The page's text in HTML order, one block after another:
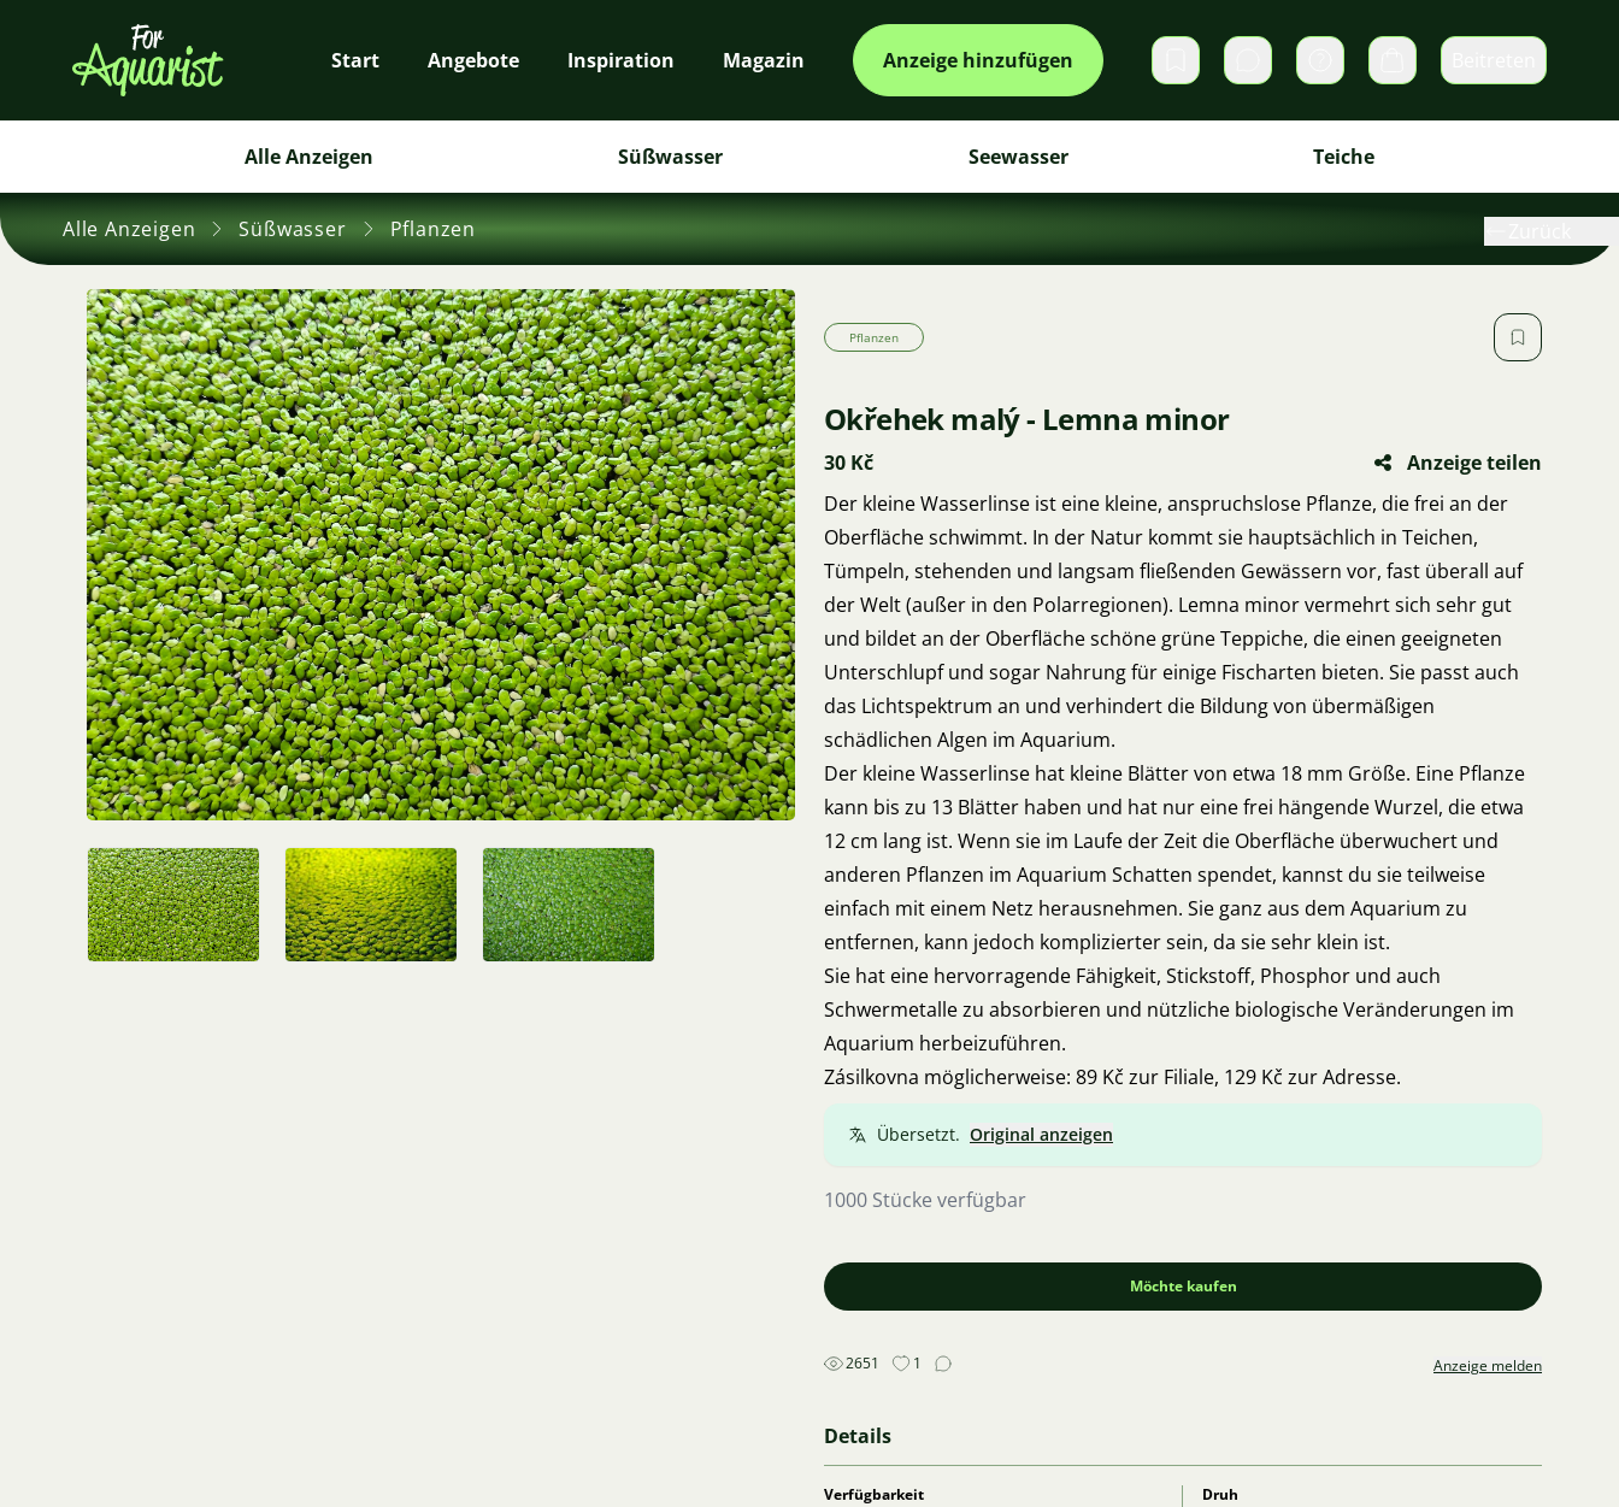
Start Angebote Inspiration Magazin Anzeige hinzufügen DirektnachrichtenWarenkorb
Alle Anzeigen Süßwasser Seewasser Teiche
Alle Anzeigen Süßwasser Pflanzen
Pflanzen
Okřehek malý - Lemna minor
30 Kč
Anzeige teilen
Der kleine Wasserlinse ist eine kleine, anspruchslose Pflanze, die frei an der
Oberfläche schwimmt. In der Natur kommt sie hauptsächlich in Teichen,
Tümpeln, stehenden und langsam fließenden Gewässern vor, fast überall auf
der Welt (außer in den Polarregionen). Lemna minor vermehrt sich sehr gut
und bildet an der Oberfläche schöne grüne Teppiche, die einen geeigneten
Unterschlupf und sogar Nahrung für einige Fischarten bieten. Sie passt auch
das Lichtspektrum an und verhindert die Bildung von übermäßigen
schädlichen Algen im Aquarium.
Der kleine Wasserlinse hat kleine Blätter von etwa 18 mm Größe. Eine Pflanze
kann bis zu 13 Blätter haben und hat nur eine frei hängende Wurzel, die etwa
12 cm lang ist. Wenn sie im Laufe der Zeit die Oberfläche überwuchert und
anderen Pflanzen im Aquarium Schatten spendet, kannst du sie teilweise
einfach mit einem Netz herausnehmen. Sie ganz aus dem Aquarium zu
entfernen, kann jedoch komplizierter sein, da sie sehr klein ist.
Sie hat eine hervorragende Fähigkeit, Stickstoff, Phosphor und auch
Schwermetalle zu absorbieren und nützliche biologische Veränderungen im
Aquarium herbeizuführen.
Zásilkovna möglicherweise: 89 Kč zur Filiale, 129 Kč zur Adresse.
Übersetzt. Original anzeigen
1000 Stücke verfügbar
Möchte kaufen
2651 1 Anzeige melden
Details
Verfügbarkeit
Druh